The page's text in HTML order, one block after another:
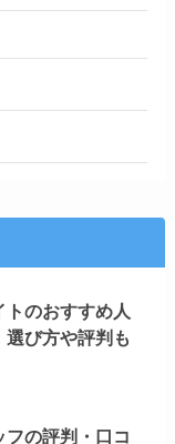
のおすすめ人
び方や評判も
の評判・口コ